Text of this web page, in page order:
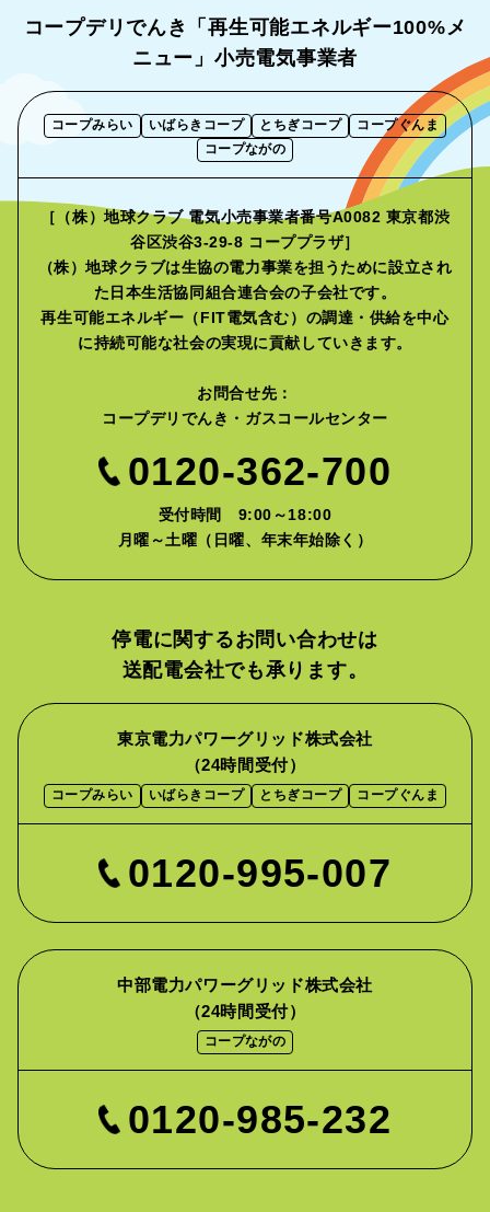
コープデリでんき「再生可能エネルギー100%メ
ニュー」小売電気事業者
コープみらい いばらきコープ とちぎコープ
コープぐんま
コープながの
［（株）地球クラブ 電気小売事業者番号A0082 東京都渋
谷区渋谷3-29-8 コーププラザ］
（株）地球クラブは生協の電力事業を担うために設立され
た 日本生活協同組合連合会の子会社です。
再生可能エネルギー（FIT電気含む）の調達・供給を中心
に持続可能な社会の実現に貢献していきます。
お問合せ先：
コープデリでんき・ガスコールセンター
0120-362-700
受付時間 9:00～18:00
月曜～土曜（日曜、年末年始除く）
停電に関するお問い合わせは
送配電会社でも承ります。
東京電力パワーグリッド株式会社
（24時間受付）
コープみらい いばらきコープ とちぎコープ コープぐんま
0120-995-007
中部電力パワーグリッド株式会社
（24時間受付）
コープながの
0120-985-232